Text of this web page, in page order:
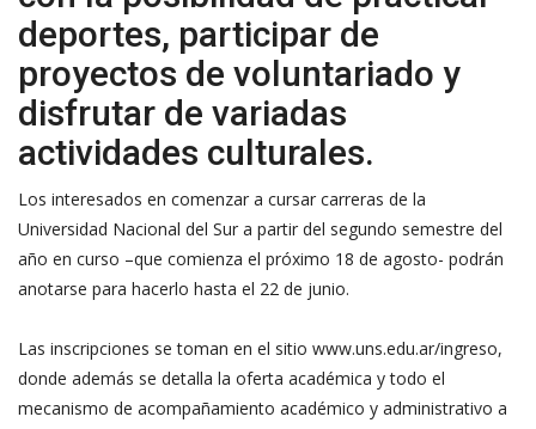
deportes, participar de
proyectos de voluntariado y
disfrutar de variadas
actividades culturales.
Los interesados en comenzar a cursar carreras de la
Universidad Nacional del Sur a partir del segundo semestre del
año en curso –que comienza el próximo 18 de agosto- podrán
anotarse para hacerlo hasta el 22 de junio.
Las inscripciones se toman en el sitio www.uns.edu.ar/ingreso,
donde además se detalla la oferta académica y todo el
mecanismo de acompañamiento académico y administrativo a